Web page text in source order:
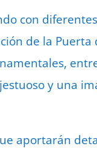
con
de la Puerta
y una
aportarán